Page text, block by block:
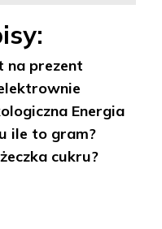
na prezent
Energia
ile to gram?
cukru?